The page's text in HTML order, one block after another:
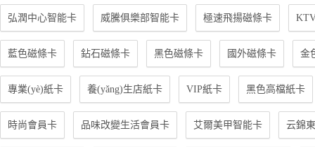
弘潤中心智能卡 威騰俱樂部智能卡 極速飛揚磁條卡
藍色磁條卡 鉆石磁條卡 黑色磁條卡 國外磁條卡 金
專業(yè)紙卡 養(yǎng)生店紙卡 VIP紙卡 黑色高檔紙卡
時尚會員卡 品味改變生活會員卡 艾爾美甲智能卡 云錦